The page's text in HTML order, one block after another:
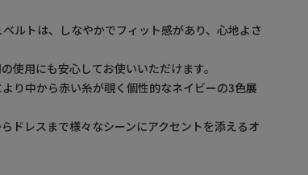
ルトは、しなやかでフィット感があり、心地よさ
使用にも安心してお使いいただけます。
り中から赤い糸が覗く個性的なネイビーの3色展
ドレスまで様々なシーンにアクセントを添えるオ